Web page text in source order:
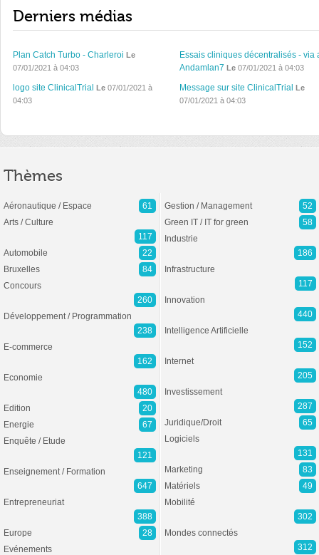
Derniers médias
Plan Catch Turbo - Charleroi Le
07/01/2021 à 04:03
Essais cliniques décentralisés - via
Andamlan7 Le07/01/2021 à 04:03
logo site ClinicalTrial Le 07/01/2021 à
04:03
Message sur site ClinicalTrial Le
07/01/2021 à 04:03
Thèmes
Aéronautique / Espace
61
Arts / Culture
117
Automobile
22
Bruxelles
84
Concours
260
Développement / Programmation
238
E-commerce
162
Economie
480
Edition
20
Energie
67
Enquête / Etude
121
Enseignement / Formation
647
Entrepreneuriat
388
Europe
28
Evénements
Gestion / Management
52
Green IT / IT for green
58
Industrie
186
Infrastructure
117
Innovation
440
Intelligence Artificielle
152
Internet
205
Investissement
287
Juridique/Droit
65
Logiciels
131
Marketing
83
Matériels
49
Mobilité
302
Mondes connectés
312